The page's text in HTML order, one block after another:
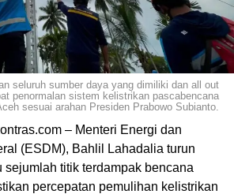
seluruh sumber daya yang dimiliki dan all out
penormalan sistem kelistrikan pascabencana
sesuai arahan Presiden Prabowo Subianto.
– Menteri Energi dan
(ESDM), Bahlil Lahadalia turun
sejumlah titik terdampak bencana
percepatan pemulihan kelistrikan